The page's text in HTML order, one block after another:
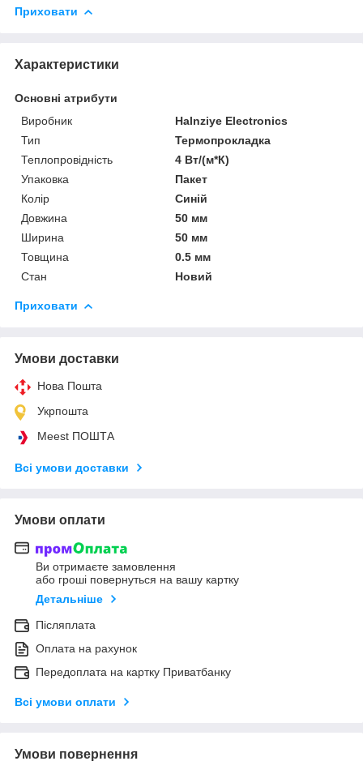
Приховати
Характеристики
Основні атрибути
Виробник
Halnziye Electronics
Тип
Термопрокладка
Теплопровідність
4 Вт/(м*К)
Упаковка
Пакет
Колір
Синій
Довжина
50 мм
Ширина
50 мм
Товщина
0.5 мм
Стан
Новий
Приховати
Умови доставки
Нова Пошта
Укрпошта
Meest ПОШТА
Всі умови доставки
Умови оплати
Ви отримаєте замовлення
або гроші повернуться на вашу картку
Детальніше
Післяплата
Оплата на рахунок
Передоплата на картку Приватбанку
Всі умови оплати
Умови повернення